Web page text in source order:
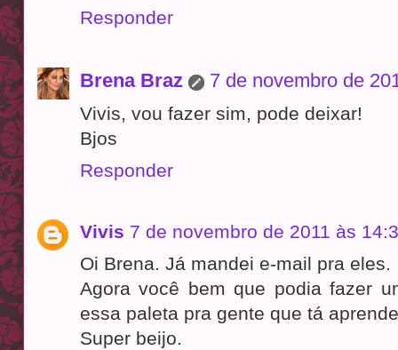
Responder
Brena Braz 7 de novembro de
Vivis, vou fazer sim, pode deixar!
Bjos
Responder
Vivis 7 de novembro de 2011 às
Oi Brena. Já mandei e-mail pra eles.
Agora você bem que podia fazer
essa paleta pra gente que tá
Super beijo.